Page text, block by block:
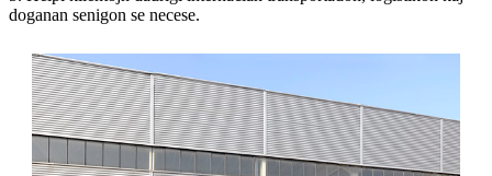
doganan senigon se necese.